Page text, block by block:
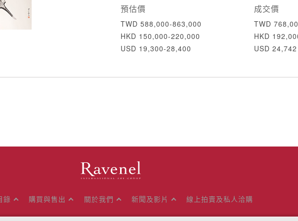
預估價
TWD 588,000-863,000
HKD 150,000-220,000
USD 19,300-28,400
成交價
TWD
HKD
USD 24,742
錄 購買與售出 關於我們 新聞及影片 線上拍賣及私人洽購